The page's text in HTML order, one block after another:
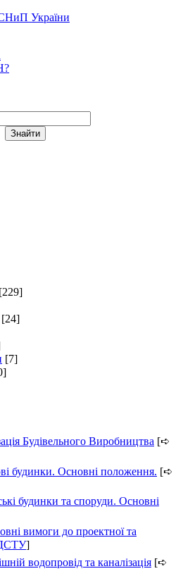
України
[229]
[24]
[7]
Будівельного Виробництва [➪
будинки. Основні положення. [➪
будинки та споруди. Основні
вимоги до проектної та
]
водопровід та каналізація [➪